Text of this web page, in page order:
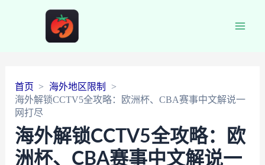
首页
海外地区限制
海外解锁CCTV5全攻略：欧洲杯、CBA赛事中文解说一
网打尽
海外解锁CCTV5全攻略：欧
洲杯、CBA赛事中文解说一